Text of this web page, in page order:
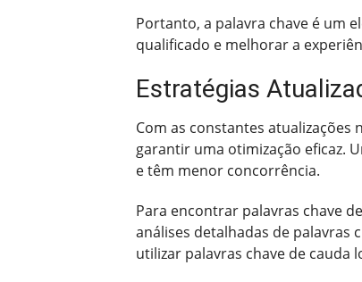
Portanto, a palavra chave é um
qualificado e melhorar a
Estratégias
Com as constantes
garantir uma otimização eficaz.
e têm menor concorrência.
Para encontrar palavras chave
análises detalhadas de palavras
utilizar palavras chave de cauda